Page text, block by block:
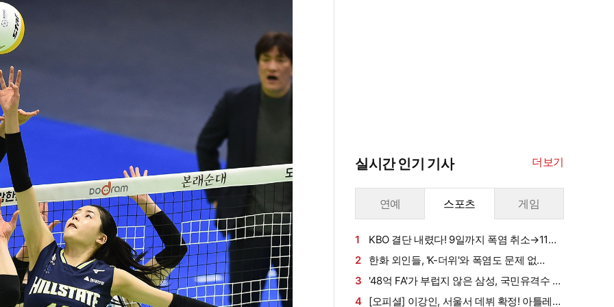
실시간 인기 기사 더보기
연예 스포츠 게임
1
KBO 결단 내렸다! 9일까지 폭염 취소→11일
리그 재개...9월6일까지 모든 경기 오후 7시 개
최+쿨링 브레이크 운영 [공식발표]
2
한화 외인들, 'K-더위'와 폭염도 문제 없
다?…"아직 덥다고 느꼈던 적 없었어" [대구 현
장]
3
'48억 FA'가 부럽지 않은 삼성, 국민유격수 조
언에 각성한 김지찬…"리그 톱 리드오프가 됐다"
4 [오피셜] 이강인, 서울서 데뷔 확정! 아틀레티